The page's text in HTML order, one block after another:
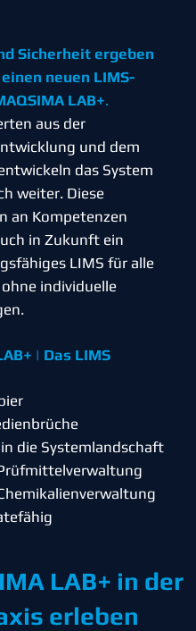
Sicherheit ergeben
einen neuen LIMS-
LAB+.
aus der
und dem
das System
weiter. Diese
an Kompetenzen
in Zukunft ein
LIMS für alle
individuelle
| Das LIMS
die Systemlandschaft
LAB+ in der
erleben